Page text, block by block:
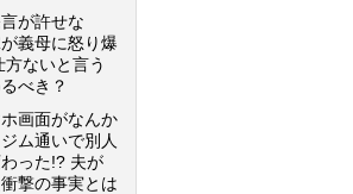
言が許せな
義母に怒り爆
ないと言う
べき？
ホ画面がなんか
ム通いで別人
った!? 夫が
撃の事実とは